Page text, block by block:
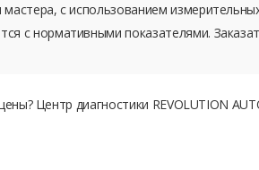
с использованием
с нормативными показателями.
Центр диагностики REVOLUTION